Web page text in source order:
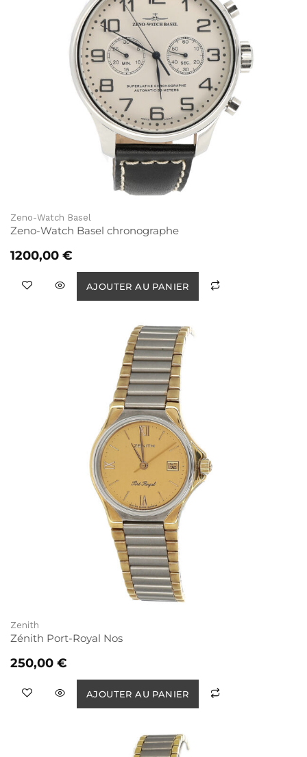
Zeno-Watch Basel
Zeno-Watch Basel chronographe
1200,00 €
AJOUTER AU PANIER
Zenith
Zénith Port-Royal Nos
250,00 €
AJOUTER AU PANIER